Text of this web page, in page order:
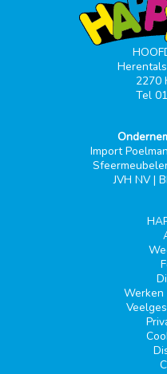
2270
Tel
Import
JVH NV |
Werken